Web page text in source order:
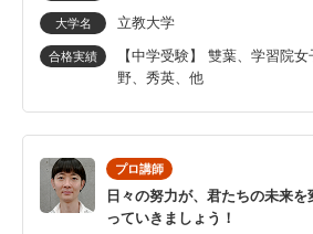
大学名 立教大学
合格実績
【中学受験】 雙葉、学習院
野、秀英、他
プロ講師
日々の努力が、君たちの未来
っていきましょう！